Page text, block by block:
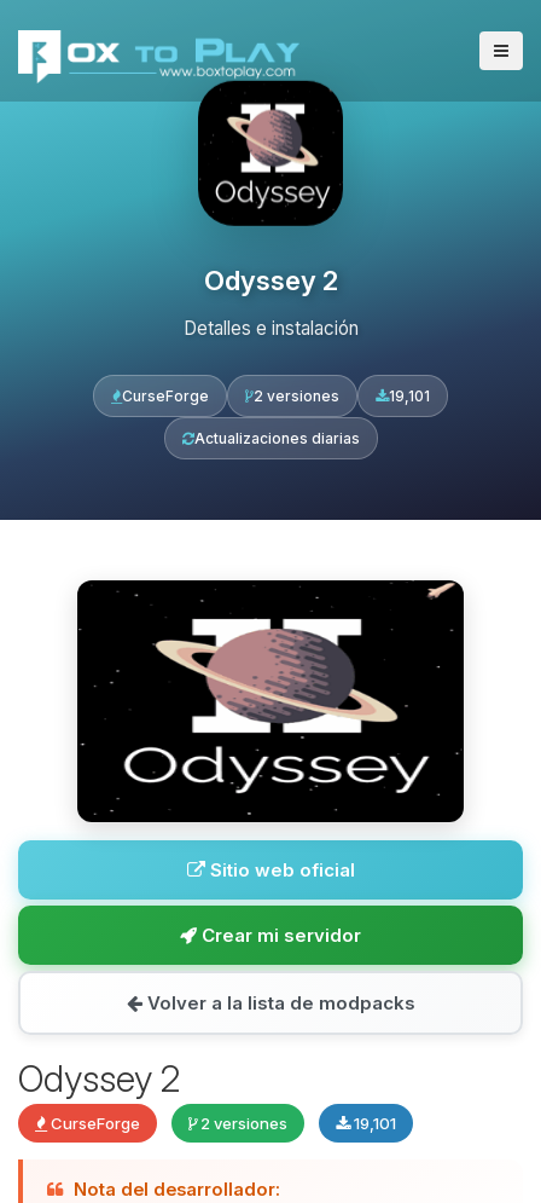
Odyssey 2
Detalles e instalación
CurseForge 2 versiones 19,101
Actualizaciones diarias
Sitio web oficial
Crear mi servidor
Volver a la lista de modpacks
Odyssey 2
CurseForge 2 versiones 19,101
Nota del desarrollador: